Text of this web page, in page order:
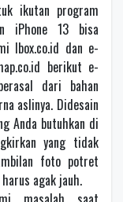
ikutan program
iPhone 13 bisa
Ibox.co.id dan e-
berikut e-
dari bahan
aslinya. Didesain
Anda butuhkan di
yang tidak
foto potret
agak jauh.